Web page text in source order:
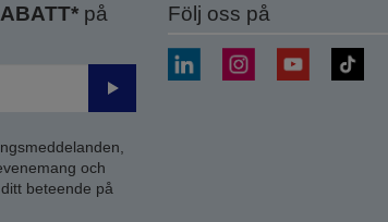
på
Skicka
och
beteende på
Följ oss på